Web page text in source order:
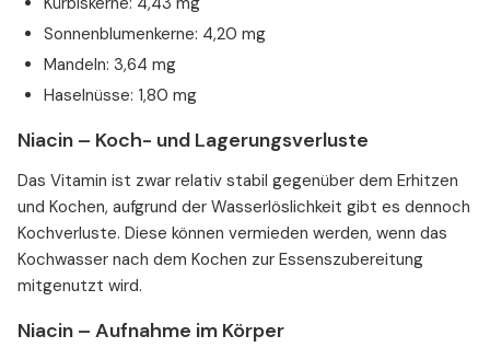
Sonnenblumenkerne: 4,20 mg
Mandeln: 3,64 mg
Haselnüsse: 1,80 mg
Niacin – Koch- und Lagerungsverluste
Das Vitamin ist zwar relativ stabil gegenüber dem Erhitzen
und Kochen, aufgrund der Wasserlöslichkeit gibt es dennoch
Kochverluste. Diese können vermieden werden, wenn das
Kochwasser nach dem Kochen zur Essenszubereitung
mitgenutzt wird.
Niacin – Aufnahme im Körper